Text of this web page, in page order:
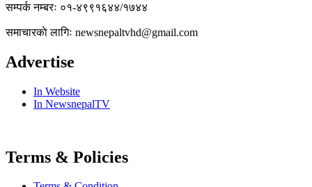
सम्पर्क नम्बरः ०१-४९९१६४४/१७४४
समाचारकाे लागिः newsnepaltvhd@gmail.com
Advertise
In Website
In NewsnepalTV
Terms & Policies